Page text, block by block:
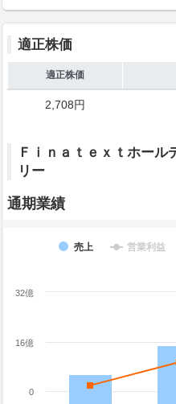
適正株価
適正株価
2,708円
Ｆｉｎａｔｅｘｔホー
リー
通期業績
売上 営業利益
0
16億
32億